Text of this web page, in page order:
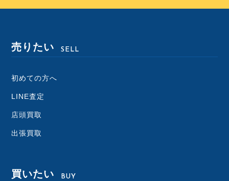
売りたい SELL
初めての方へ
LINE査定
店頭買取
出張買取
買いたい BUY